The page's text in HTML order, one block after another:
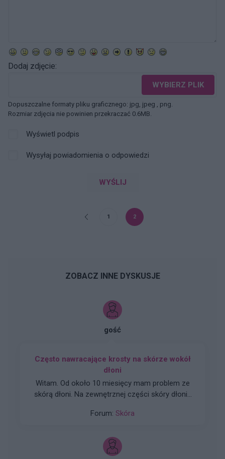
Dodaj zdjęcie:
WYBIERZ PLIK
Dopuszczalne formaty pliku graficznego: jpg, jpeg , png.
Rozmiar zdjęcia nie powinien przekraczać 0.6MB.
Wyświetl podpis
Wysyłaj powiadomienia o odpowiedzi
WYŚLIJ
1 2
ZOBACZ INNE DYSKUSJE
gość
Często nawracające krosty na skórze wokół
dłoni
Witam. Od około 10 miesięcy mam problem ze
skórą dłoni. Na zewnętrznej części skóry dłoni i
palcami często pojawia się wysypka (czerwone
krosty wyglądają jakby były wypełnione płynem
w środku. Skóra jest zaczerwieniona w tych
Forum: Skóra